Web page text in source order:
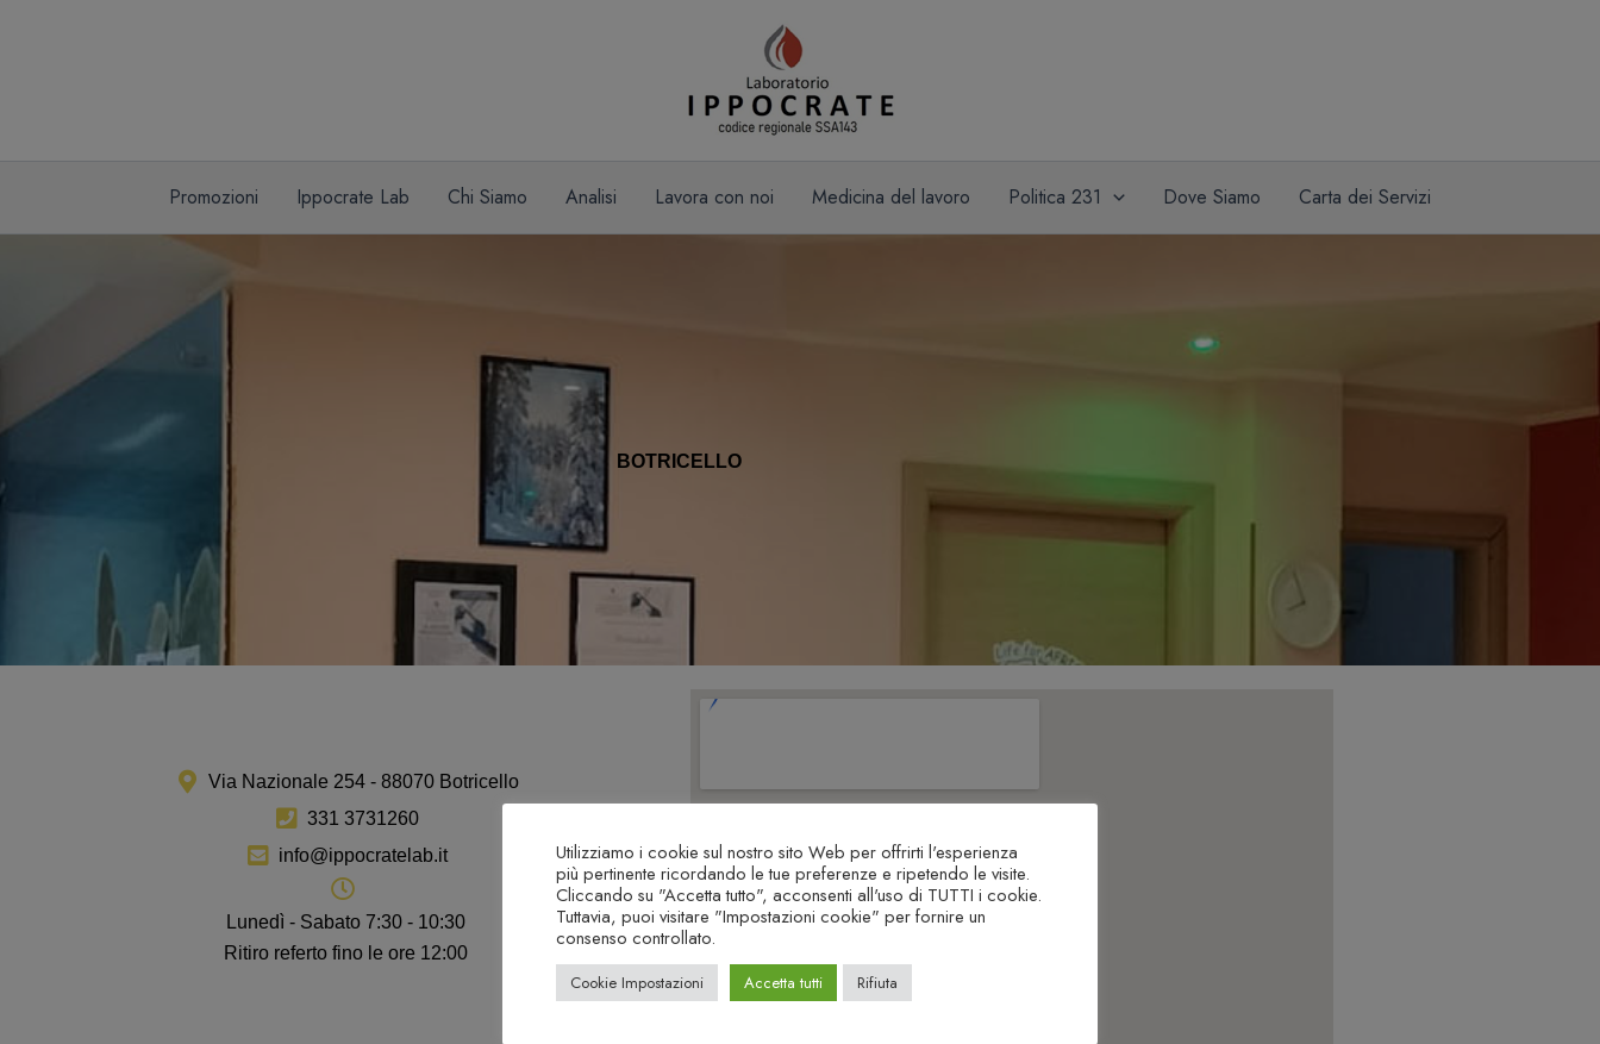
Promozioni Ippocrate Lab Chi Siamo Analisi Lavora con noi Medicina del lavoro Politica 231 Dove Siamo Carta dei Servizi
BOTRICELLO
Via Nazionale 254 - 88070 Botricello
331 3731260
info@ippocratelab.it
Lunedì - Sabato 7:30 - 10:30
Ritiro referto fino le ore 12:00
Utilizziamo i cookie sul nostro sito Web per offrirti l'esperienza
più pertinente ricordando le tue preferenze e ripetendo le visite.
Cliccando su "Accetta tutto", acconsenti all'uso di TUTTI i cookie.
Tuttavia, puoi visitare "Impostazioni cookie" per fornire un
consenso controllato.
Cookie Impostazioni Accetta tutti Rifiuta